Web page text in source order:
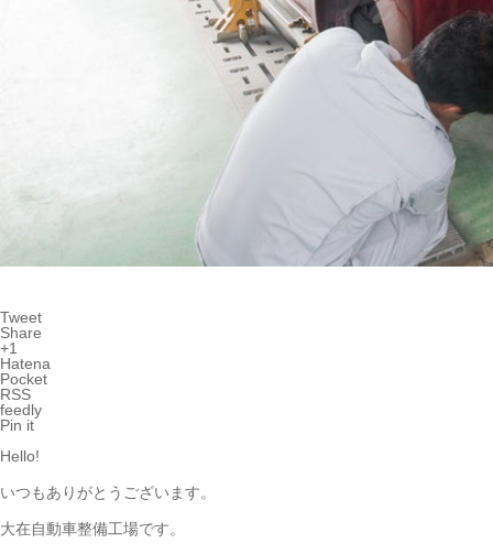
Tweet
Share
+1
Hatena
Pocket
RSS
feedly
Pin it
Hello!
いつもありがとうございます。
大在自動車整備工場です。